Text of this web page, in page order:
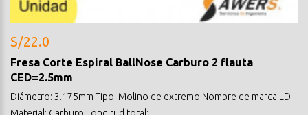
S/22.0
Fresa Corte Espiral BallNose Carburo 2 flauta
CED=2.5mm
Diámetro: 3.175mm Tipo: Molino de extremo Nombre de marca:LD
Material: Carburo Longitud total:..